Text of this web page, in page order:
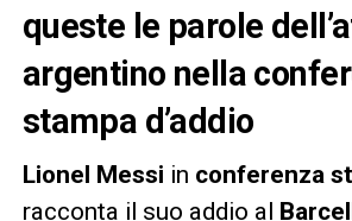
queste le parole
argentino nella
stampa d’addio
Lionel Messi in conferenza
racconta il suo addio al